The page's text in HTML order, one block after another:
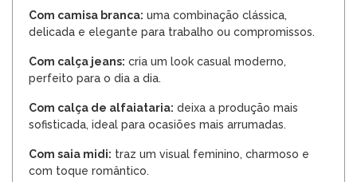
Com camisa branca: uma combinação clássica,
delicada e elegante para trabalho ou compromissos.
Com calça jeans: cria um look casual moderno,
perfeito para o dia a dia.
Com calça de alfaiataria: deixa a produção mais
sofisticada, ideal para ocasiões mais arrumadas.
Com saia midi: traz um visual feminino, charmoso e
com toque romântico.